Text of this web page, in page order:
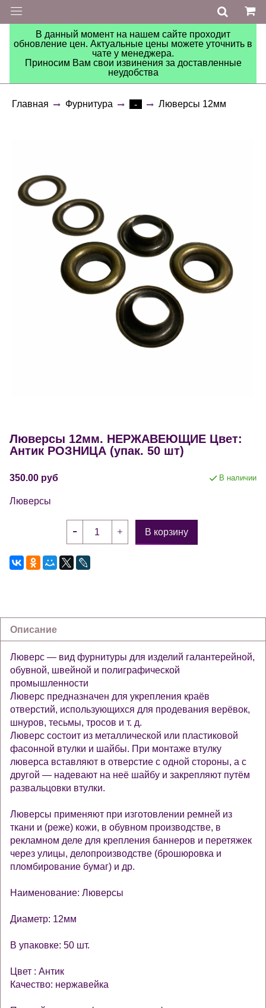
В данный момент на нашем сайте проходит
обновление цен. Актуальные цены можете уточнить в
чате у менеджера.
Приносим Вам свои извинения за доставленные
неудобства
Главная Фурнитура - Люверсы 12мм
Люверсы 12мм. НЕРЖАВЕЮЩИЕ Цвет:
Антик РОЗНИЦА (упак. 50 шт)
350.00 руб В наличии
Люверсы
В корзину
Описание
Люверс — вид фурнитуры для изделий галантерейной,
обувной, швейной и полиграфической
промышленности
Люверс предназначен для укрепления краёв
отверстий, использующихся для продевания верёвок,
шнуров, тесьмы, тросов и т. д.
Люверс состоит из металлической или пластиковой
фасонной втулки и шайбы. При монтаже втулку
люверса вставляют в отверстие с одной стороны, а с
другой — надевают на неё шайбу и закрепляют путём
развальцовки втулки.
Люверсы применяют при изготовлении ремней из
ткани и (реже) кожи, в обувном производстве, в
рекламном деле для крепления баннеров и перетяжек
через улицы, делопроизводстве (брошюровка и
пломбирование бумаг) и др.
Наименование: Люверсы
Диаметр: 12мм
В упаковке: 50 шт.
Цвет : Антик
Качество: нержавейка